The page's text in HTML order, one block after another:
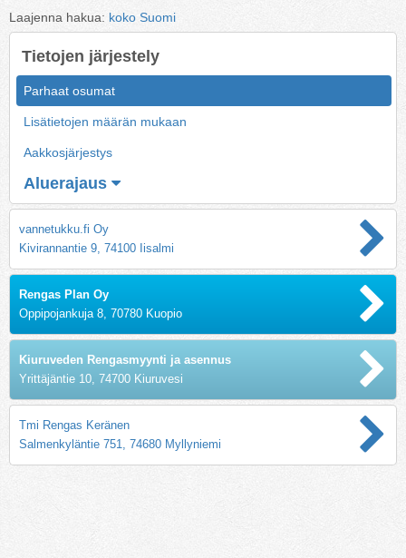
Laajenna hakua: koko Suomi
Tietojen järjestely
Parhaat osumat
Lisätietojen määrän mukaan
Aakkosjärjestys
Aluerajaus
vannetukku.fi Oy
Kivirannantie 9, 74100 Iisalmi
Rengas Plan Oy
Oppipojankuja 8, 70780 Kuopio
Kiuruveden Rengasmyynti ja asennus
Yrittäjäntie 10, 74700 Kiuruvesi
Tmi Rengas Keränen
Salmenkyläntie 751, 74680 Myllyniemi